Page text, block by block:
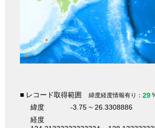
■ レコード取得範囲 緯度経度情報有り： 29
緯度
-3.75 ~ 26.3308886
経度